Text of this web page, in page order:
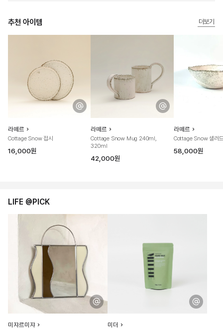
추천 아이템 더보기
라떼르
Cottage Snow 접시
16,000원
라떼르
Cottage Snow Mug 240ml,
320ml
42,000원
라떼르
Cottage Snow 샐러
58,000원
LIFE @PICK
미쟈르미쟈 미더